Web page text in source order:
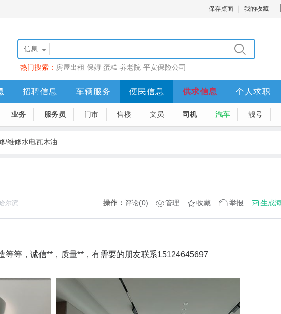
保存桌面 我的收藏
信息
热门搜索： 房屋出租 保姆 蛋糕 养老院 平安保险公司
招聘信息 车辆服务 便民信息 供求信息 个人求职
业务 服务员 门市 售楼 文员 司机 汽车 靓号
/维修水电瓦木油
尔滨 操作： 评论(0) 管理 收藏 举报 生成
等等，诚信**，质量**，有需要的朋友联系15124645697